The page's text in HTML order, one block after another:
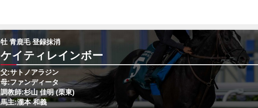
牡 青鹿毛 登録抹消
ケイティレインボー
父:サトノアラジン
母:ファンディータ
調教師:杉山 佳明 (栗東)
馬主:瀧本 和義